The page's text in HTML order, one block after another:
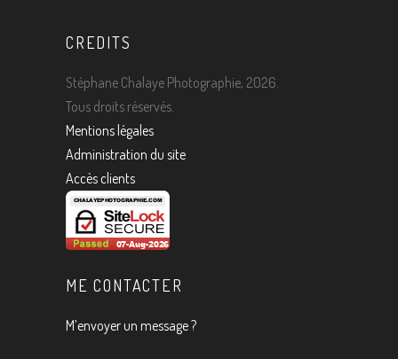
CREDITS
Stéphane Chalaye Photographie, 2026.
Tous droits réservés.
Mentions légales
Administration du site
Accès clients
ME CONTACTER
M’envoyer un message ?